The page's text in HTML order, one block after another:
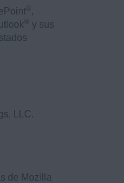
® ,
® y sus
LLC.
de Mozilla